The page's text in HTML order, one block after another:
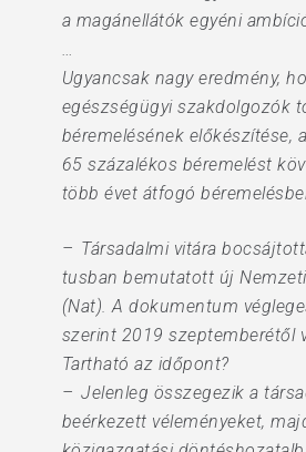
a magánellátók egyéni
…
Ugyancsak nagy eredmény,
egészségügyi szakdolgozók
béremelésének előkészítése,
65 százalékos béremelést
több évet átfogó
– Társadalmi vitára
tusban bemutatott új
(Nat). A dokumentum
szerint 2019 szeptemberétől
Tartható az időpont?
– Jelenleg összegezik a
beérkezett véleményeket,